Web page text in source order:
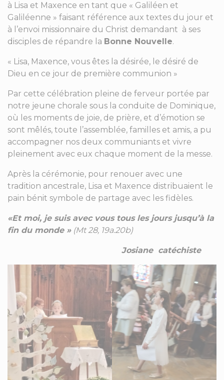
à Lisa et Maxence en tant que « Galiléen et
Galiléenne » faisant référence aux textes du jour et
à l’envoi missionnaire du Christ demandant à ses
disciples de répandre la Bonne Nouvelle.
« Lisa, Maxence, vous êtes la désirée, le désiré de
Dieu en ce jour de première communion »
Par cette célébration pleine de ferveur portée par
notre jeune chorale sous la conduite de Dominique,
où les moments de joie, de prière, et d’émotion se
sont mêlés, toute l’assemblée, familles et amis, a pu
accompagner nos deux communiants et vivre
pleinement avec eux chaque moment de la messe.
Après la cérémonie, pour renouer avec une
tradition ancestrale, Lisa et Maxence distribuaient le
pain bénit symbole de partage avec les fidèles.
«Et moi, je suis avec vous tous les jours jusqu’à la
fin du monde » (Mt 28, 19a.20b)
Josiane catéchiste